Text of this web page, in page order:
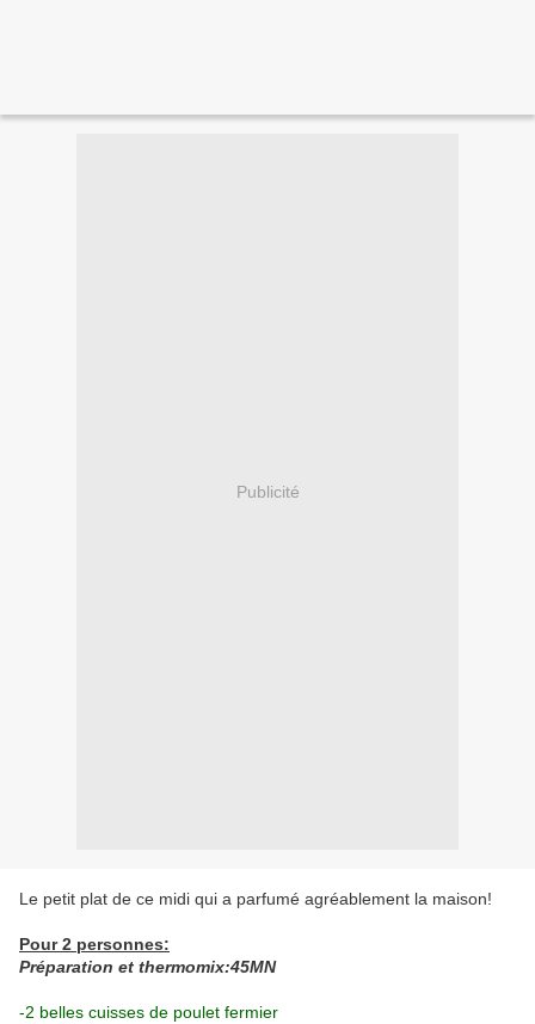
Publicité
Le petit plat de ce midi qui a parfumé agréablement la maison!
Pour 2 personnes:
Préparation et thermomix:45MN
-2 belles cuisses de poulet fermier